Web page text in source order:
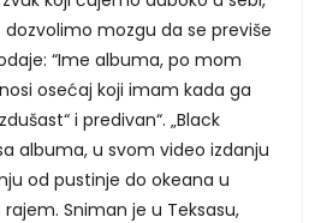
mozgu da se previše
“Ime albuma, po mom
osećaj koji imam kada ga
i predivan“. „Black
albuma, u svom video izdanju
od pustinje do okeana u
Sniman je u Teksasu,